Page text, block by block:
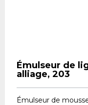
Émulseur de
alliage, 203
Émulseur de